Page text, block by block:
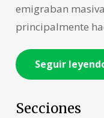
emigraban
principalmente
Seguir
Secciones